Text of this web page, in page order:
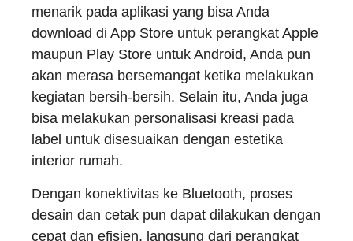
menarik pada aplikasi yang bisa Anda
download di App Store untuk perangkat Apple
maupun Play Store untuk Android, Anda pun
akan merasa bersemangat ketika melakukan
kegiatan bersih-bersih. Selain itu, Anda juga
bisa melakukan personalisasi kreasi pada
label untuk disesuaikan dengan estetika
interior rumah.
Dengan konektivitas ke Bluetooth, proses
desain dan cetak pun dapat dilakukan dengan
cepat dan efisien, langsung dari perangkat